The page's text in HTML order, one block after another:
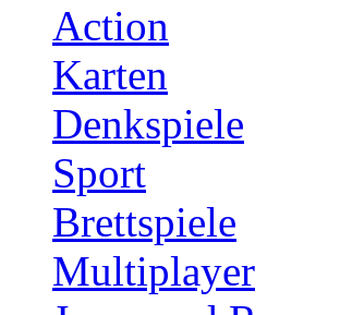
Action
Karten
Denkspiele
Sport
Brettspiele
Multiplayer